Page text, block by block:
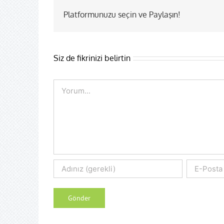
Platformunuzu seçin ve Paylaşın!
Siz de fikrinizi belirtin